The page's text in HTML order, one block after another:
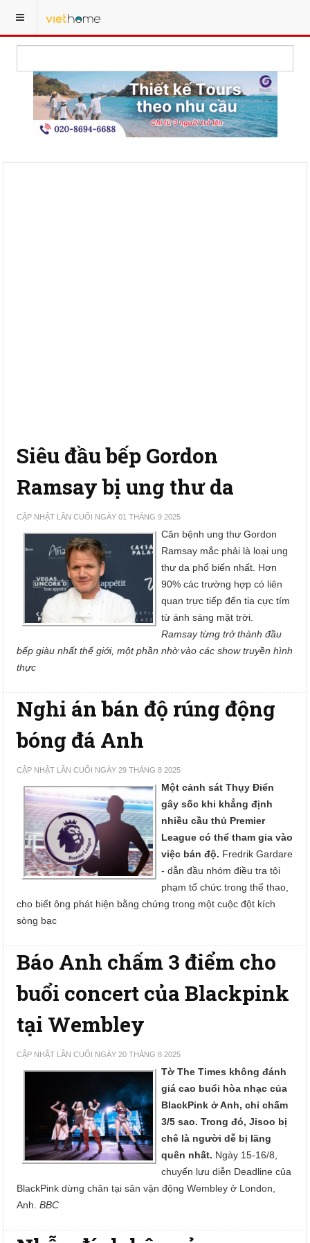
Siêu đầu bếp Gordon
Ramsay bị ung thư da
CẬP NHẬT LẦN CUỐI NGÀY 01 THÁNG 9 2025
Căn bệnh ung thư Gordon
Ramsay mắc phải là loại ung
thư da phổ biến nhất. Hơn
90% các trường hợp có liên
quan trực tiếp đến tia cực tím
từ ánh sáng mặt trời.
Ramsay từng trở thành đầu
bếp giàu nhất thế giới, một phần nhờ vào các show truyền hình
thực
Nghi án bán độ rúng động
bóng đá Anh
CẬP NHẬT LẦN CUỐI NGÀY 29 THÁNG 8 2025
Một cảnh sát Thụy Điển
gây sốc khi khẳng định
nhiều cầu thủ Premier
League có thể tham gia vào
việc bán độ. Fredrik Gardare
- dẫn đầu nhóm điều tra tội
phạm tổ chức trong thể thao,
cho biết ông phát hiện bằng chứng trong một cuộc đột kích
sòng bạc
Báo Anh chấm 3 điểm cho
buổi concert của Blackpink
tại Wembley
CẬP NHẬT LẦN CUỐI NGÀY 20 THÁNG 8 2025
Tờ The Times không đánh
giá cao buổi hòa nhạc của
BlackPink ở Anh, chỉ chấm
3/5 sao. Trong đó, Jisoo bị
chê là người dễ bị lãng
quên nhất. Ngày 15-16/8,
chuyến lưu diễn Deadline của
BlackPink dừng chân tại sân vận động Wembley ở London,
Anh.BBC